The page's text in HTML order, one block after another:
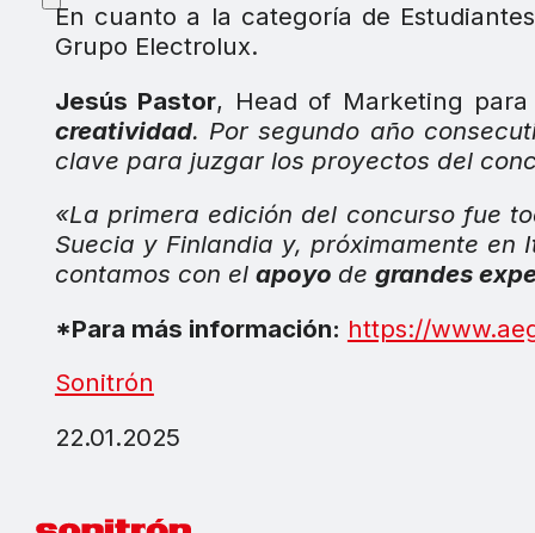
En cuanto a la categoría de
Grupo Electrolux.
Jesús Pastor, Head of Marketing
creatividad. Por segundo año
clave para juzgar los proyectos del
«La primera edición del concurso fue
Suecia y Finlandia y, próximamente
contamos con el apoyo de grandes
*Para más información: https://
Sonitrón
22.01.2025